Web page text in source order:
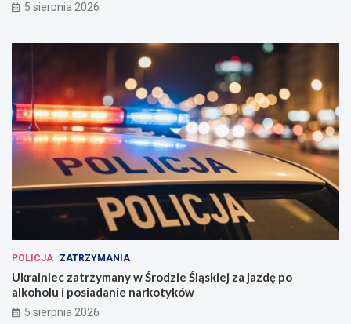
5 sierpnia 2026
POLICJA ZATRZYMANIA
Ukrainiec zatrzymany w Środzie Śląskiej za jazdę po
alkoholu i posiadanie narkotyków
5 sierpnia 2026